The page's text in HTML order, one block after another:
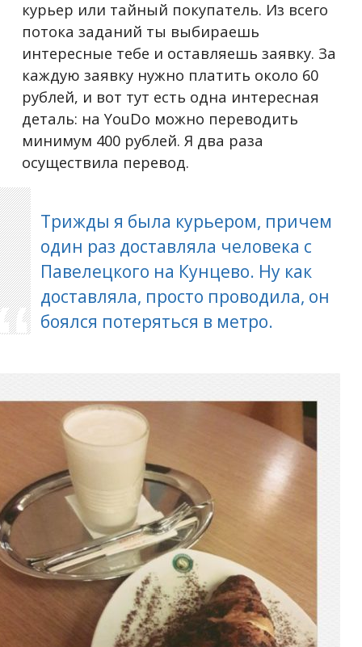
курьер или тайный покупатель. Из всего
потока заданий ты выбираешь
интересные тебе и оставляешь заявку. За
каждую заявку нужно платить около 60
рублей, и вот тут есть одна интересная
деталь: на YouDo можно переводить
минимум 400 рублей. Я два раза
осуществила перевод.
Трижды я была курьером, причем
один раз доставляла человека с
Павелецкого на Кунцево. Ну как
доставляла, просто проводила, он
боялся потеряться в метро.